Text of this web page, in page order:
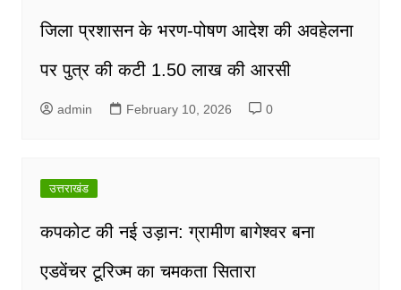
जिला प्रशासन के भरण-पोषण आदेश की अवहेलना
पर पुत्र की कटी 1.50 लाख की आरसी
admin February 10, 2026 0
उत्तराखंड
कपकोट की नई उड़ान: ग्रामीण बागेश्वर बना
एडवेंचर टूरिज्म का चमकता सितारा